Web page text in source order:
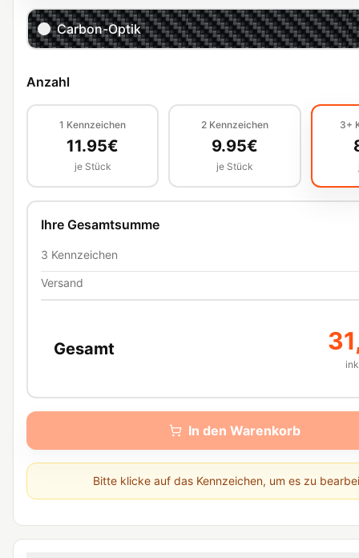
Carbon-Optik
Anzahl
1 Kennzeichen
11.95€
je Stück
2 Kennzeichen
9.95€
je Stück
3+
Ihre Gesamtsumme
3 Kennzeichen
Versand
Gesamt
In den Warenkorb
Bitte klicke auf das Kennzeichen, um es zu